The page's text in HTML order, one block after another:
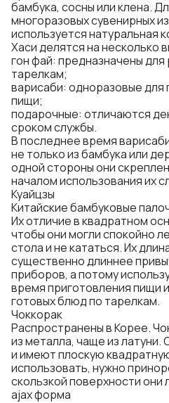
бамбука, сосны или клена.
многоразовых сувенирных
используется натуральная
Хаси делятся на несколько
гон фай: предназначены
тарелкам;
варисаби: одноразовые
пищи;
подарочные: отличаются
сроком службы.
В последнее время
не только из бамбука или
одной стороны они
началом использования их
Куайцзы
Китайские бамбуковые
Их отличие в квадратном
чтобы они могли спокойно
стола и не кататься. Их
существенно длиннее
приборов, а потому
время приготовления пищи
готовых блюд по тарелкам.
Чоккорак
Распространены в Корее.
из металла, чаще из
и имеют плоскую
использовать, нужно
скользкой поверхности они
ajax форма